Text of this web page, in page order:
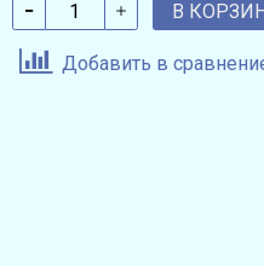
В
Добавить в